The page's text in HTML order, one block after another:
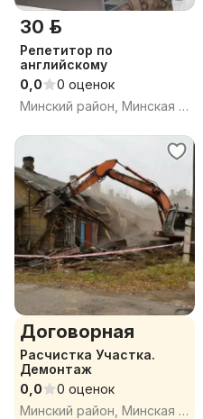
30 р.
Репетитор по
английскому
0,0
0 оценок
Минский район, Минская обл.
Договорная
Расчистка Участка.
Демонтаж
0,0
0 оценок
Минский район, Минская обл.